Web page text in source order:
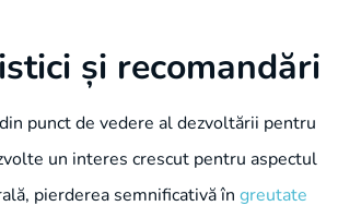
și recomandări
punct de vedere al dezvoltării pentru
un interes crescut pentru aspectul
pierderea semnificativă în greutate